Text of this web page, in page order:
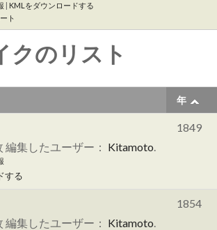
KMLをダウンロードする
ト
クのリスト
年
編集したユーザー： Kitamoto
する
1849
編集したユーザー： Kitamoto
1854